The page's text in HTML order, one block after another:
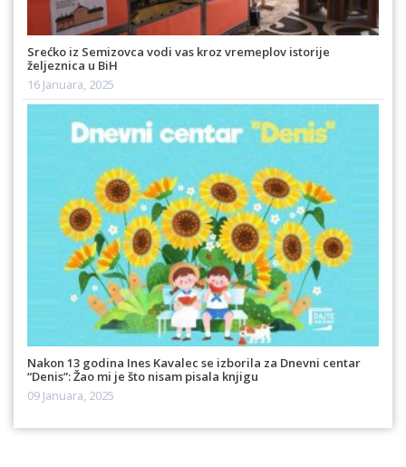
Srećko iz Semizovca vodi vas kroz vremeplov istorije
željeznica u BiH
16 Januara, 2025
Nakon 13 godina Ines Kavalec se izborila za Dnevni centar
“Denis”: Žao mi je što nisam pisala knjigu
09 Januara, 2025